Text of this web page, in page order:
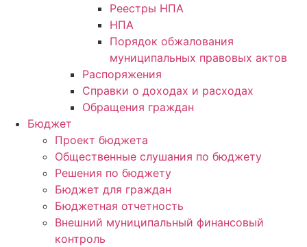
Реестры НПА
НПА
Порядок обжалования
муниципальных правовых актов
Распоряжения
Справки о доходах и расходах
Обращения граждан
Бюджет
Проект бюджета
Общественные слушания по бюджету
Решения по бюджету
Бюджет для граждан
Бюджетная отчетность
Внешний муниципальный финансовый
контроль